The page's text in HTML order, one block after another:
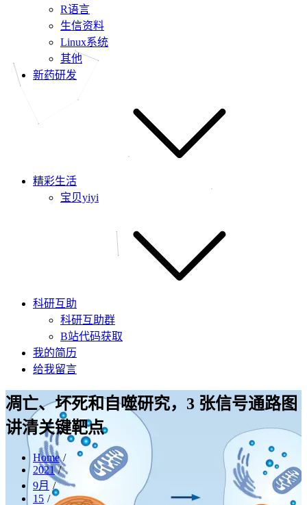
R语言
生信资料
Linux系统
其他
新药研发
精彩生活
宝贝yiyi
科研互助
科研互助群
B站代码获取
我的简历
给我留言
凋亡、坏死和自噬研究，3 张信号通路图
讲清关键靶点
Home
2021
9月
15